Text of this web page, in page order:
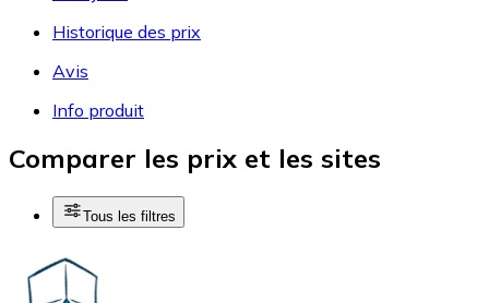
Historique des prix
Avis
Info produit
Comparer les prix et les sites
Tous les filtres